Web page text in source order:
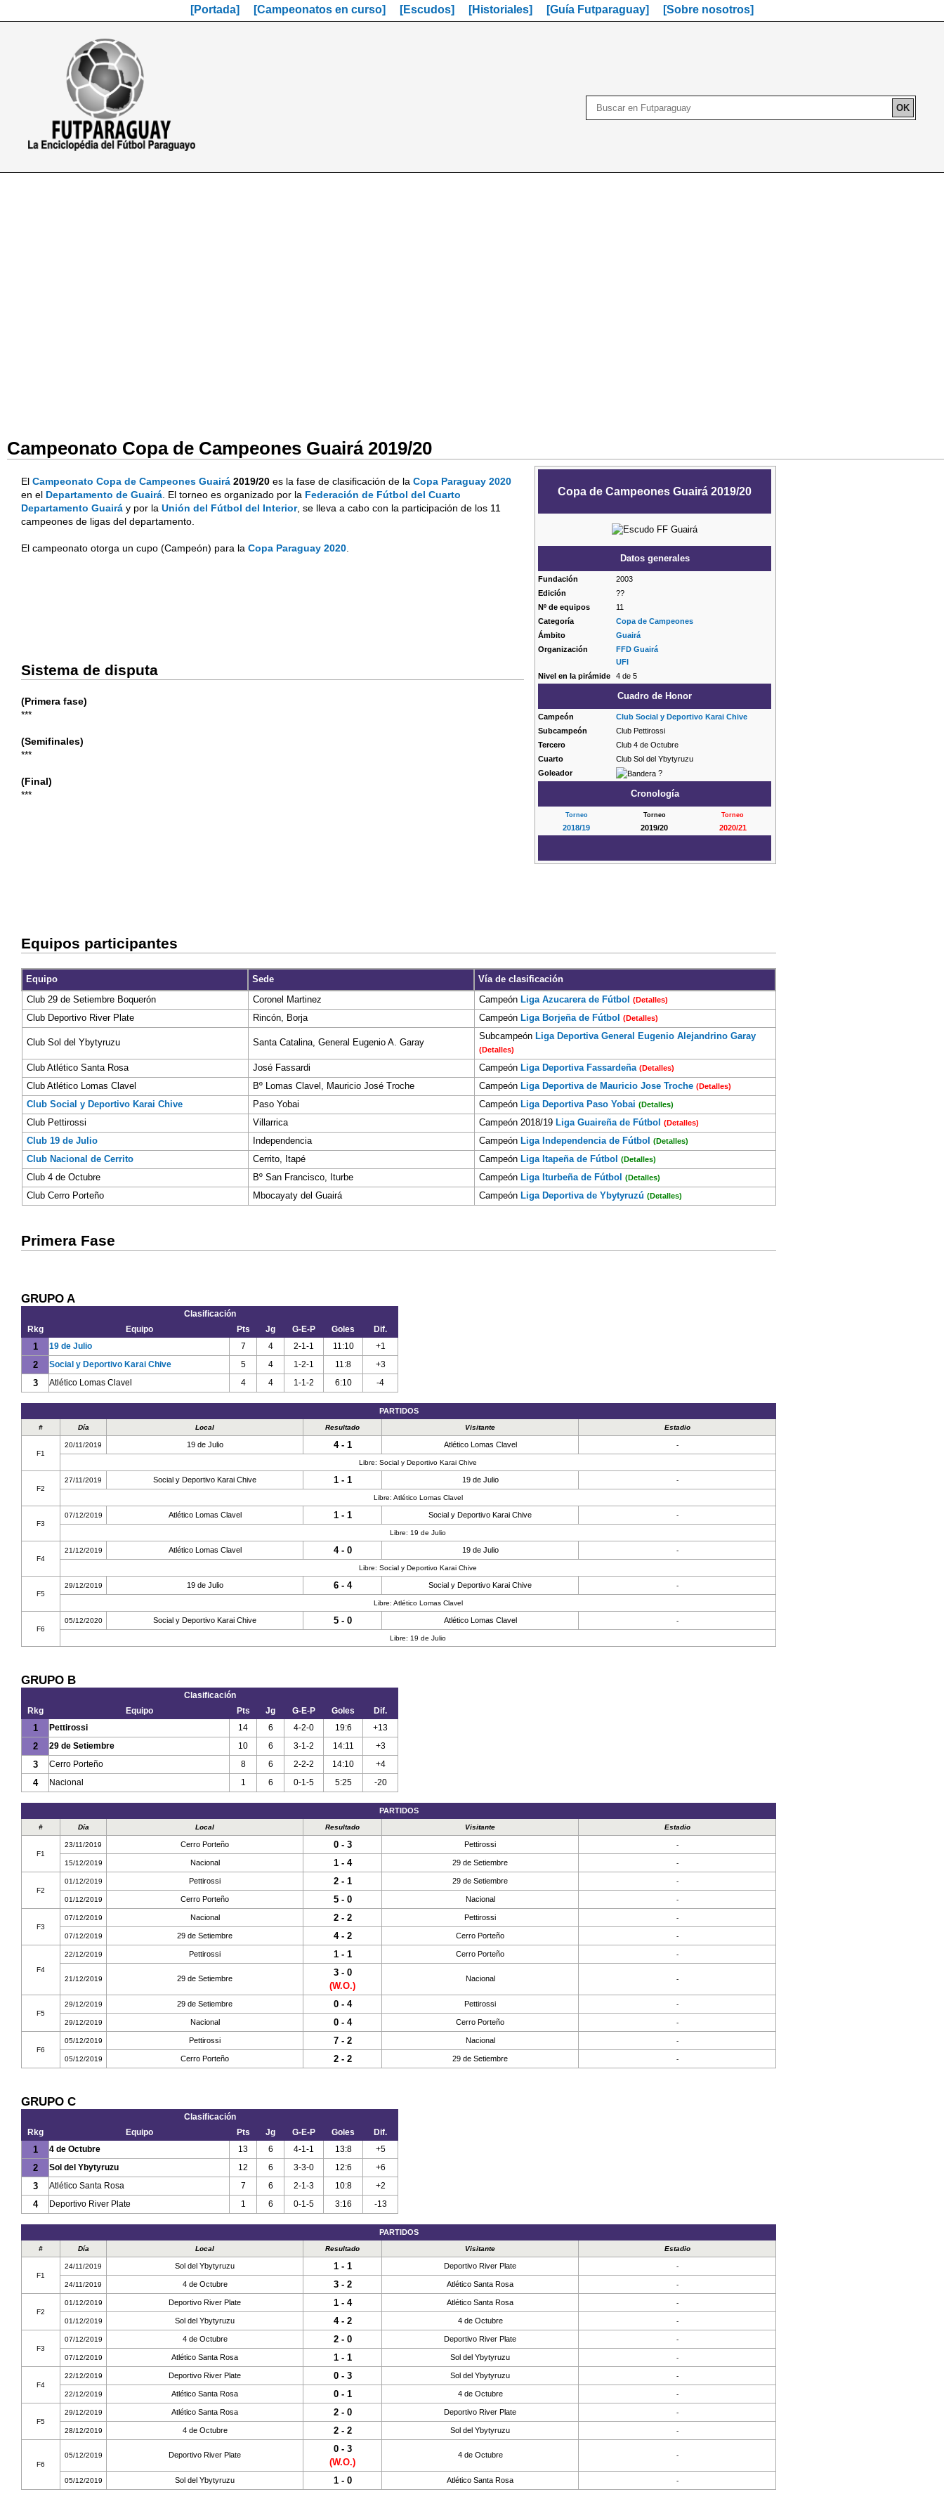
[Portada] [Campeonatos en curso] [Escudos] [Historiales] [Guía Futparaguay] [Sobre nosotros]
Campeonato Copa de Campeones Guairá 2019/20
Copa de Campeones Guairá 2019/20
Datos generales
Fundación
2003
Edición
??
Nº de equipos
11
Categoría
Copa de Campeones
Ámbito
Guairá
Organización
FFD Guairá
UFI
Nivel en la pirámide
4 de 5
Cuadro de Honor
Campeón
Club Social y Deportivo Karai Chive
Subcampeón
Club Pettirossi
Tercero
Club 4 de Octubre
Cuarto
Club Sol del Ybytyruzu
Goleador
?
Cronología
Torneo
2018/19
Torneo
2019/20
Torneo
2020/21
El Campeonato Copa de Campeones Guairá 2019/20 es la fase de clasificación de la Copa Paraguay 2020
en el Departamento de Guairá . El torneo es organizado por la Federación de Fútbol del Cuarto
Departamento Guairá y por la Unión del Fútbol del Interior, se lleva a cabo con la participación de los 11
campeones de ligas del departamento.
El campeonato otorga un cupo (Campeón) para la Copa Paraguay 2020
Sistema de disputa
(Primera fase)
***
(Semifinales)
***
(Final)
***
Equipos participantes
Equipo Sede Vía de clasificación
Club 29 de Setiembre Boquerón Coronel Martinez Campeón Liga Azucarera de Fútbol (Detalles)
Club Deportivo River Plate Rincón, Borja Campeón Liga Borjeña de Fútbol (Detalles)
Club Sol del Ybytyruzu Santa Catalina, General Eugenio A. Garay
Subcampeón Liga Deportiva General Eugenio Alejandrino Garay
(Detalles)
Club Atlético Santa Rosa José Fassardi Campeón Liga Deportiva Fassardeña (Detalles)
Club Atlético Lomas Clavel Bº Lomas Clavel, Mauricio José Troche Campeón Liga Deportiva de Mauricio Jose Troche (Detalles)
Club Social y Deportivo Karai Chive Paso Yobai Campeón Liga Deportiva Paso Yobai (Detalles)
Club Pettirossi Villarrica Campeón 2018/19 Liga Guaireña de Fútbol (Detalles)
Club 19 de Julio Independencia Campeón Liga Independencia de Fútbol (Detalles)
Club Nacional de Cerrito Cerrito, Itapé Campeón Liga Itapeña de Fútbol (Detalles)
Club 4 de Octubre Bº San Francisco, Iturbe Campeón Liga Iturbeña de Fútbol (Detalles)
Club Cerro Porteño Mbocayaty del Guairá Campeón Liga Deportiva de Ybytyruzú (Detalles)
Primera Fase
GRUPO A
Clasificación
Rkg
Equipo Pts Jg G-E-P Goles Dif.
1 19 de Julio 7 4 2-1-1 11:10 +1
2 Social y Deportivo Karai Chive 5 4 1-2-1 11:8 +3
3 Atlético Lomas Clavel 4 4 1-1-2 6:10 -4
PARTIDOS
# Día Local Resultado Visitante Estadio
F1
20/11/2019 19 de Julio 4 - 1 Atlético Lomas Clavel -
Libre: Social y Deportivo Karai Chive
F2
27/11/2019 Social y Deportivo Karai Chive 1 - 1 19 de Julio -
Libre: Atlético Lomas Clavel
F3
07/12/2019 Atlético Lomas Clavel 1 - 1 Social y Deportivo Karai Chive -
Libre: 19 de Julio
F4
21/12/2019 Atlético Lomas Clavel 4 - 0 19 de Julio -
Libre: Social y Deportivo Karai Chive
F5
29/12/2019 19 de Julio 6 - 4 Social y Deportivo Karai Chive -
Libre: Atlético Lomas Clavel
F6
05/12/2020 Social y Deportivo Karai Chive 5 - 0 Atlético Lomas Clavel -
Libre: 19 de Julio
GRUPO B
Clasificación
Rkg
Equipo Pts Jg G-E-P Goles Dif.
1 Pettirossi 14 6 4-2-0 19:6 +13
2 29 de Setiembre 10 6 3-1-2 14:11 +3
3 Cerro Porteño 8 6 2-2-2 14:10 +4
4 Nacional 1 6 0-1-5 5:25 -20
PARTIDOS
# Día Local Resultado Visitante Estadio
F1
23/11/2019 Cerro Porteño 0 - 3 Pettirossi -
15/12/2019 Nacional 1 - 4 29 de Setiembre -
F2
01/12/2019 Pettirossi 2 - 1 29 de Setiembre -
01/12/2019 Cerro Porteño 5 - 0 Nacional -
F3
07/12/2019 Nacional 2 - 2 Pettirossi -
07/12/2019 29 de Setiembre 4 - 2 Cerro Porteño -
F4
22/12/2019 Pettirossi 1 - 1 Cerro Porteño -
21/12/2019 29 de Setiembre
3 - 0
(W.O.)
Nacional -
F5
29/12/2019 29 de Setiembre 0 - 4 Pettirossi -
29/12/2019 Nacional 0 - 4 Cerro Porteño -
F6
05/12/2019 Pettirossi 7 - 2 Nacional -
05/12/2019 Cerro Porteño 2 - 2 29 de Setiembre -
GRUPO C
Clasificación
Rkg
Equipo Pts Jg G-E-P Goles Dif.
1 4 de Octubre 13 6 4-1-1 13:8 +5
2 Sol del Ybytyruzu 12 6 3-3-0 12:6 +6
3 Atlético Santa Rosa 7 6 2-1-3 10:8 +2
4 Deportivo River Plate 1 6 0-1-5 3:16 -13
PARTIDOS
# Día Local Resultado Visitante Estadio
F1
24/11/2019 Sol del Ybytyruzu 1 - 1 Deportivo River Plate -
24/11/2019 4 de Octubre 3 - 2 Atlético Santa Rosa -
F2
01/12/2019 Deportivo River Plate 1 - 4 Atlético Santa Rosa -
01/12/2019 Sol del Ybytyruzu 4 - 2 4 de Octubre -
F3
07/12/2019 4 de Octubre 2 - 0 Deportivo River Plate -
07/12/2019 Atlético Santa Rosa 1 - 1 Sol del Ybytyruzu -
F4
22/12/2019 Deportivo River Plate 0 - 3 Sol del Ybytyruzu -
22/12/2019 Atlético Santa Rosa 0 - 1 4 de Octubre -
F5
29/12/2019 Atlético Santa Rosa 2 - 0 Deportivo River Plate -
28/12/2019 4 de Octubre 2 - 2 Sol del Ybytyruzu -
F6
05/12/2019 Deportivo River Plate
0 - 3
(W.O.)
4 de Octubre -
05/12/2019 Sol del Ybytyruzu 1 - 0 Atlético Santa Rosa -